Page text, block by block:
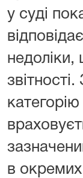
у суді
недоліки,
в окремих